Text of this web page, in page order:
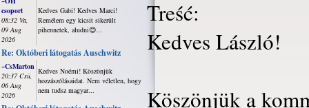
csoport
08:32 Va,
09 Aug
2026
Kedves Gabi! Kedves Marci!
Remélem egy kicsit sikerült
pihennetek, aludni😊...
Re: Októberi látogatás Auschwitz
~CsMarton
20:37 Csü,
06 Aug
2026
Kedves Noémi! Köszönjük
hozzászólásaidat. Nem véletlen, hogy
nem tudsz magyar...
Treść:
Kedves László!
Köszönjük a